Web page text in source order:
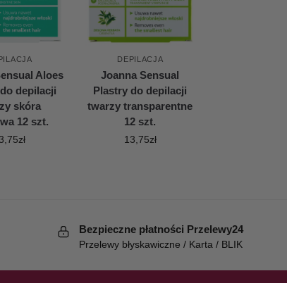
Aloes
depilacji
skóra
12 szt.
zł
DEPILACJA
Joanna Sensual
Plastry do depilacji
twarzy transparentne
12 szt.
13,75zł
Bezpieczne płatności Przelewy24
Przelewy błyskawiczne / Karta / BLIK